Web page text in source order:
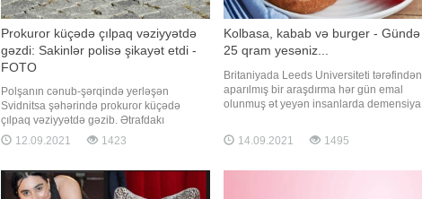
Prokuror küçədə çılpaq vəziyyətdə
gəzdi: Sakinlər polisə şikayət etdi -
FOTO
Polşanın cənub-şərqində yerləşən
Svidnitsa şəhərində prokuror küçədə
çılpaq vəziyyətdə gəzib. Ətrafdakı
insanların çəkdiyi fotolarda çılpaq
vəziyyətdə olan kişinin əlində dörd pivə
əks olunub. Digər görüntülərdə prokurorun
tamamilə çılpaq bir vəziyyətdə küçələr
12.09.2021 1423
Kolbasa, kabab və burger - Gündə
25 qram yesəniz...
Britaniyada Leeds Universiteti tərəfindən
aparılmış bir araşdırma hər gün emal
olunmuş ət yeyən insanlarda demensiya
biləcəyini göstərib. -a istinadən bildirir ki,
araşdırmada kolbasa, kabab və burger
14.09.2021 1495